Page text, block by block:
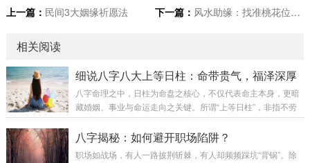
上一篇： 民间3大姻缘祈愿法 下一篇： 风水助缘：找准桃花位，催旺姻缘运势
相关阅读
细说八字八大上等日柱：命带贵气，福泽深厚
八字命理之中，日柱为命盘之核心，不仅代表命主本身，更暗
藏婚姻、事业与命运走向之关键。所谓“上等日柱”，非指不劳
而获，而是先天格局优良，如同手握一副好牌——有了好底
子，再加以勤勉精进，自然更易成就。今日便为诸位细数命理
八字揭秘：如何避开职场陷阱？
职场如战场，有人一路披荆斩棘，有人却频频踩坑“背锅”。除